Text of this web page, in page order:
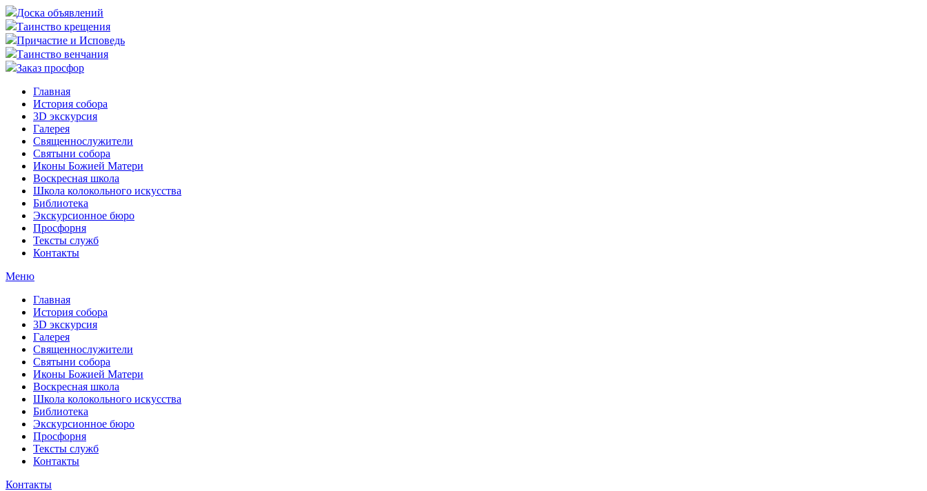
Доска объявлений
Таинство крещения
Причастие и Исповедь
Таинство венчания
Заказ просфор
Главная
История собора
3D экскурсия
Галерея
Священнослужители
Святыни собора
Иконы Божией Матери
Воскресная школа
Школа колокольного искусства
Библиотека
Экскурсионное бюро
Просфорня
Тексты служб
Контакты
Меню
Главная
История собора
3D экскурсия
Галерея
Священнослужители
Святыни собора
Иконы Божией Матери
Воскресная школа
Школа колокольного искусства
Библиотека
Экскурсионное бюро
Просфорня
Тексты служб
Контакты
Контакты